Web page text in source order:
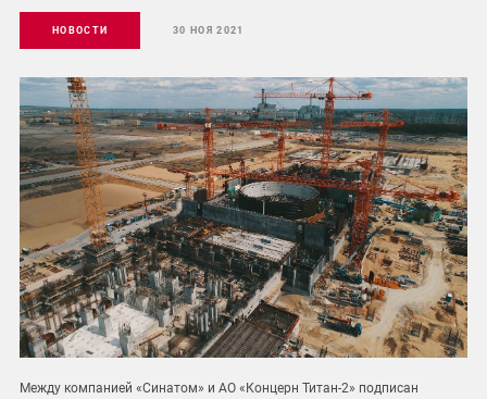
НОВОСТИ 30 НОЯ 2021
Между компанией «Синатом» и АО «Концерн Титан-2» подписан